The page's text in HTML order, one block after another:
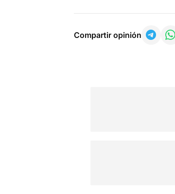
Compartir opinión